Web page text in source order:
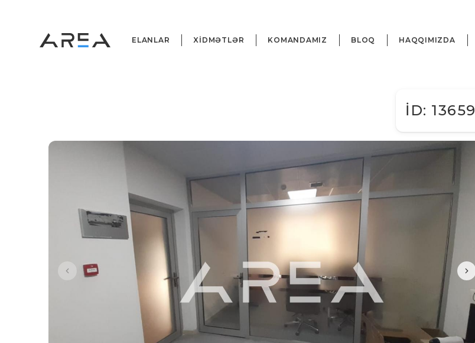
ELANLAR XİDMƏTLƏR KOMANDAMIZ BLOQ HAQQIMIZDA
İD: 13659